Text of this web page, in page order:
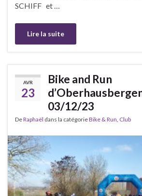
SCHIFF et …
Lire la suite
AVR
23
Bike and Run
03/12/23
DeRaphaël dans la catégorieBike & Run Club